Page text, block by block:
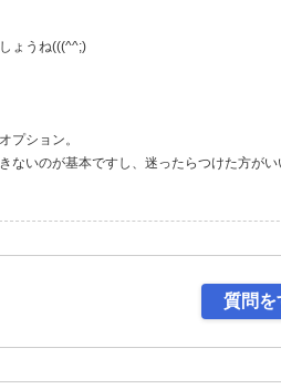
ょうね(((^^;)
プション。
いのが基本ですし、迷ったらつけた方がい
質問を